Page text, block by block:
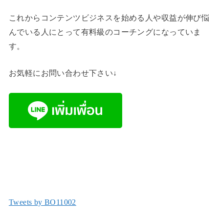
これからコンテンツビジネスを始める人や収益が伸び悩
んでいる人にとって有料級のコーチングになっていま
す。
お気軽にお問い合わせ下さい↓
Tweets by BO11002